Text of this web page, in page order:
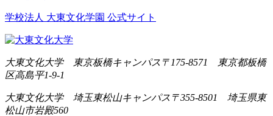
学校法人 大東文化学園 公式サイト
大東文化大学 東京板橋キャンパス 〒175-8571 東京都板橋
区高島平1-9-1
大東文化大学 埼玉東松山キャンパス 〒355-8501 埼玉県東
松山市岩殿560